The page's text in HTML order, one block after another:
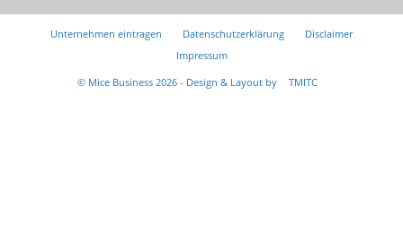
Unternehmen eintragen Datenschutzerklärung
Disclaimer
Impressum
© Mice Business 2026 - Design & Layout by
TMITC